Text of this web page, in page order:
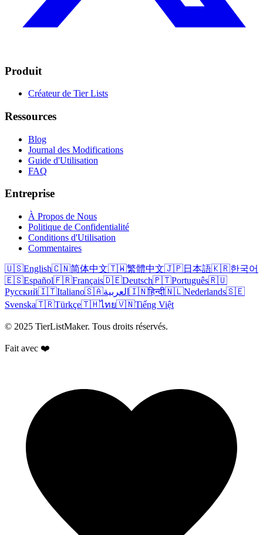
Produit
Créateur de Tier Lists
Ressources
Blog
Journal des Modifications
Guide d'Utilisation
FAQ
Entreprise
À Propos de Nous
Politique de Confidentialité
Conditions d'Utilisation
Commentaires
🇺🇸English🇨🇳简体中文🇹🇼繁體中文🇯🇵日本語🇰🇷한국어
🇪🇸Español🇫🇷Français🇩🇪Deutsch🇵🇹Português🇷🇺
Русский🇮🇹Italiano🇸🇦العربية 🇮🇳हिन्दी🇳🇱Nederlands🇸🇪
Svenska🇹🇷Türkçe🇹🇭ไทย🇻🇳Tiếng Việt
© 2025 TierListMaker. Tous droits réservés.
Fait avec ❤️